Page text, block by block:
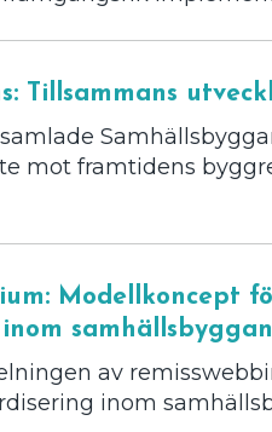
Tillsammans
mot framtidens
Modellkoncept
av
inom